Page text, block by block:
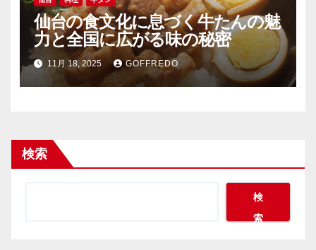
仙台の食文化に息づく牛たんの魅
力と全国に広がる味の秘密
11月 18, 2025 GOFFREDO
検索
検
索